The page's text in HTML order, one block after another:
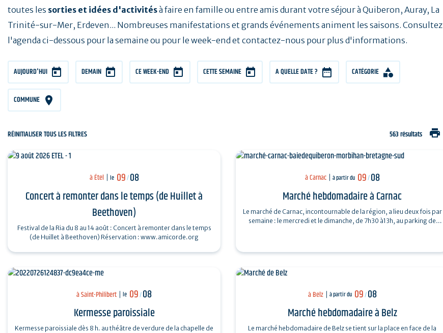
toutes les sorties et idées d'activitésà faire en famille ou entre amis durant votre séjour à Quiberon, Auray, La
Trinité-sur-Mer, Erdeven... Nombreuses manifestations et grands événements animent les saisons. Consultez
l'agenda ci-dessous pour la semaine ou pour le week-end et contactez-nous pour plus d'informations.
AUJOURD'HUI DEMAIN CE WEEK-END CETTE SEMAINE A QUELLE DATE ? CATÉGORIE
COMMUNE
RÉINITIALISER TOUS LES FILTRES 563 résultats print
à Étel le 09/ 08
Concert à remonter dans le temps (de Huillet à
Beethoven)
Festival de la Ria du 8 au 14 août : Concert à remonter dans le temps
(de Huillet à Beethoven) Réservation : www.amicorde.org
à Carnac à partir du 09/ 08
Marché hebdomadaire à Carnac
Le marché de Carnac, incontournable de la région, a lieu deux fois par
semaine : le mercredi et le dimanche, de 7h30 à13h, au parking de
à Saint-Philibert le 09/08
Kermesse paroissiale
Kermesse paroissiale dès 8 h. au théâtre de verdure de la chapelle de
à Belz à partir du 09/ 08
Marché hebdomadaire à Belz
Le marché hebdomadaire de Belz se tient sur la place en face de la